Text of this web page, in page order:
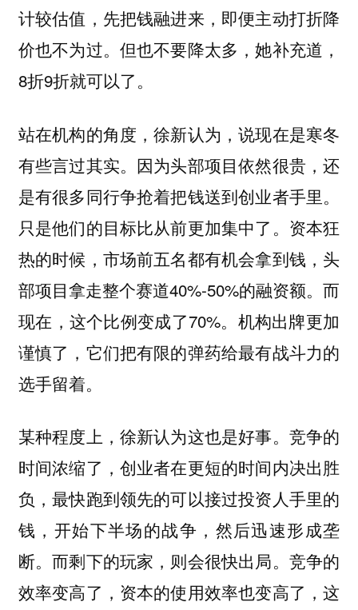
计较估值，先把钱融进来，即便主动打折降
价也不为过。但也不要降太多，她补充道，
8折9折就可以了。
站在机构的角度，徐新认为，说现在是寒冬
有些言过其实。因为头部项目依然很贵，还
是有很多同行争抢着把钱送到创业者手里。
只是他们的目标比从前更加集中了。资本狂
热的时候，市场前五名都有机会拿到钱，头
部项目拿走整个赛道40%-50%的融资额。而
现在，这个比例变成了70%。机构出牌更加
谨慎了，它们把有限的弹药给最有战斗力的
选手留着。
某种程度上，徐新认为这也是好事。竞争的
时间浓缩了，创业者在更短的时间内决出胜
负，最快跑到领先的可以接过投资人手里的
钱，开始下半场的战争，然后迅速形成垄
断。而剩下的玩家，则会很快出局。竞争的
效率变高了，资本的使用效率也变高了，这